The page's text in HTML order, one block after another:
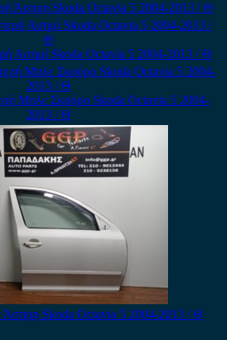
Άσπρη Skoda Octavia 5 2004-2013 / Θ
Ασημί Skoda Octavia 5 2004-2013 / Θ
Μπλε Σκούρο Skoda Octavia 5 2004-
2013 / Θ
Άσπρη Skoda Octavia 5 2004-2013 / Θ